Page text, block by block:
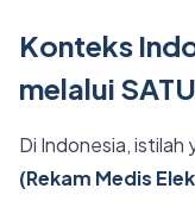
Konteks
melalui
Di Indonesia, istilah
(Rekam Medis